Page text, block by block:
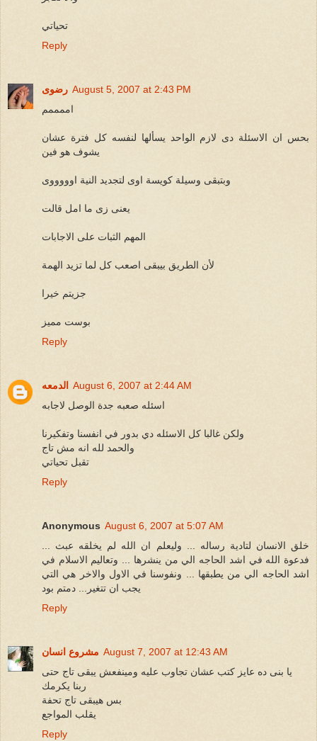
تحياتي
Reply
رضوى August 5, 2007 at 2:43 PM
اممممم
بحس ان الاسئلة دى لازم الواحد يسألها لنفسه كل فترة عشان
يشوف هو فين
وبتبقى وسيلة كويسة اوى لتجديد النية اوووووى
يعنى زى ما امل قالت
المهم الثبات على الاجابات
لأن الطريق بيبقى اصعب كل لما تزيد الهمة
جزيتم خيرا
بوست مميز
Reply
الدمعه August 6, 2007 at 2:44 AM
اسئله صعبه جدة الوصل لاجابه
ولكن غالبا كل الاسئله دي بدور في انفسنا وتفكيرنا
والحمد لله انه مش تاج
تقبل تحياتي
Reply
Anonymous August 6, 2007 at 5:07 AM
خلق الانسان لتادية رساله ... وليعلم ان الله لم يخلقه عبث ...
فدعوة الله في اشد الحاجه الي من ينشرها ... وتعاليم الاسلام في
اشد الحاجه الي من يطبقها ... ونفوسنا في الاول والاخر هي التي
يجب ان تتغير... دمتم بود
Reply
مشروع انسان August 7, 2007 at 12:43 AM
يا بنى ده عايز كتب عشان تجاوب عليه ومينفعش يبقى تاج حتى
ربنا يكرمك
بس هيبقى تاج تحفة
يقلب المواجع
Reply